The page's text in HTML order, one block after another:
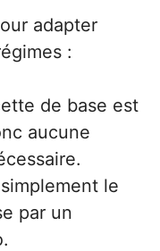
adapter
:
de base est
aucune
le
par un